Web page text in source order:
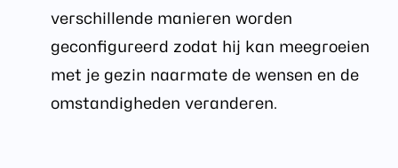
verschillende manieren worden
geconfigureerd zodat hij kan meegroeien
met je gezin naarmate de wensen en de
omstandigheden veranderen.